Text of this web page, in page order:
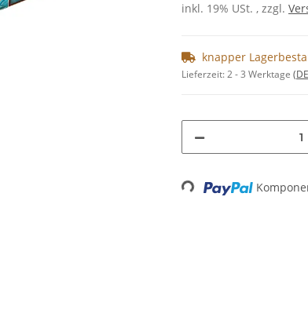
inkl. 19% USt. , zzgl.
knapper
Lieferzeit:2 - 3 Werktage
Loading...